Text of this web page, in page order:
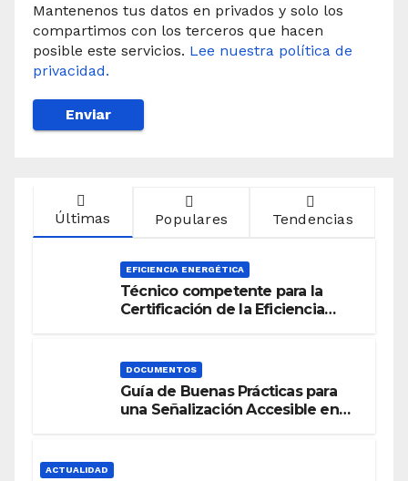
Mantenenos tus datos en privados y solo los
compartimos con los terceros que hacen
posible este servicios. Lee nuestra política de
privacidad.
Últimas Populares Tendencias
EFICIENCIA ENERGÉTICA
Técnico competente para la
Certificación de la Eficiencia
DOCUMENTOS
Guía de Buenas Prácticas para
una Señalización Accesible en
ACTUALIDAD